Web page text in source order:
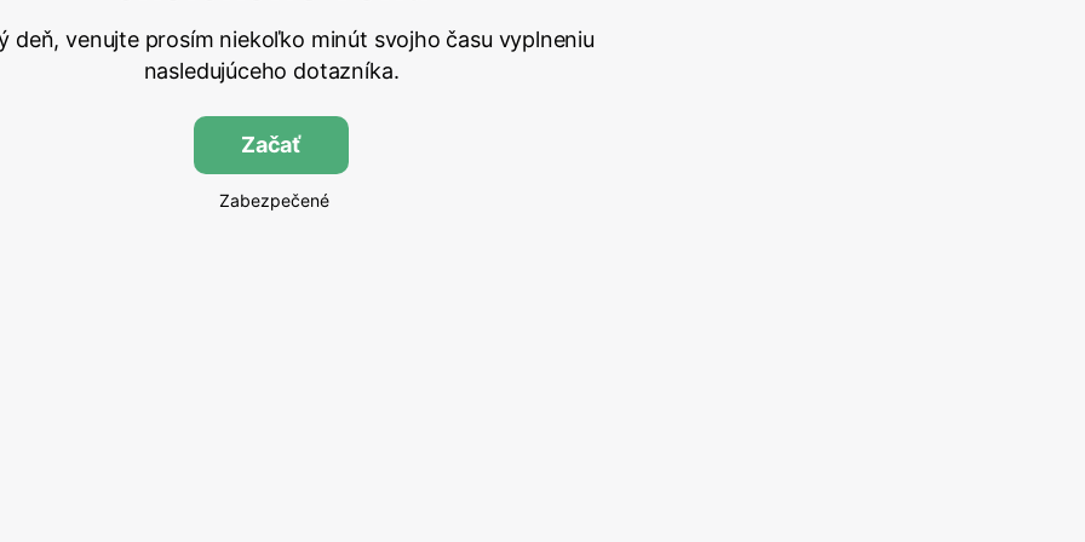
deň, venujte prosím niekoľko minút svojho času vyplneniu
nasledujúceho dotazníka.
Začať
Zabezpečené